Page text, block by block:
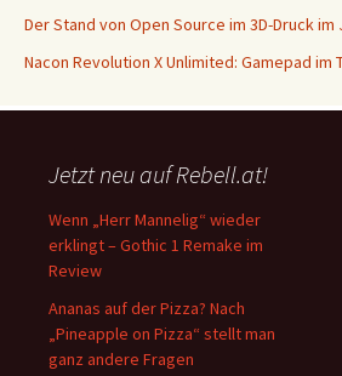
Der Stand von Open Source im 3D-Druck im
Nacon Revolution X Unlimited: Gamepad im
Jetzt neu auf Rebell.at!
Wenn „Herr Mannelig“ wieder
erklingt – Gothic 1 Remake im
Review
Ananas auf der Pizza? Nach
„Pineapple on Pizza“ stellt man
ganz andere Fragen